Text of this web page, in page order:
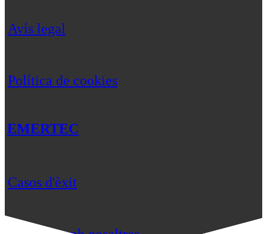
Avís legal
Política de cookies
EMERTEC
Casos d'èxit